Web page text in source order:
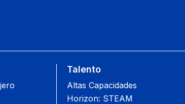
Talento
Altas Capacidades
Horizon: STEAM